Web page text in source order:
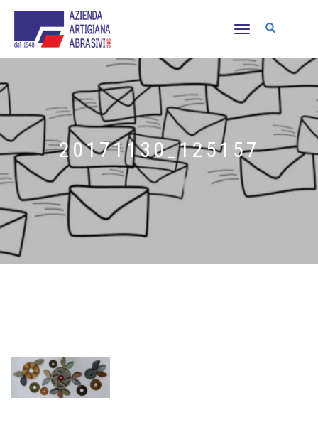
NAVIGAZIONE
20171130_125157